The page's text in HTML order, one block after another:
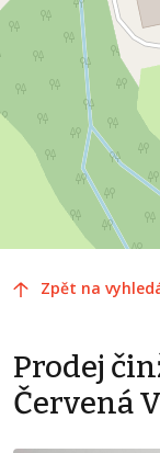
Zpět na
Prodej
Červená